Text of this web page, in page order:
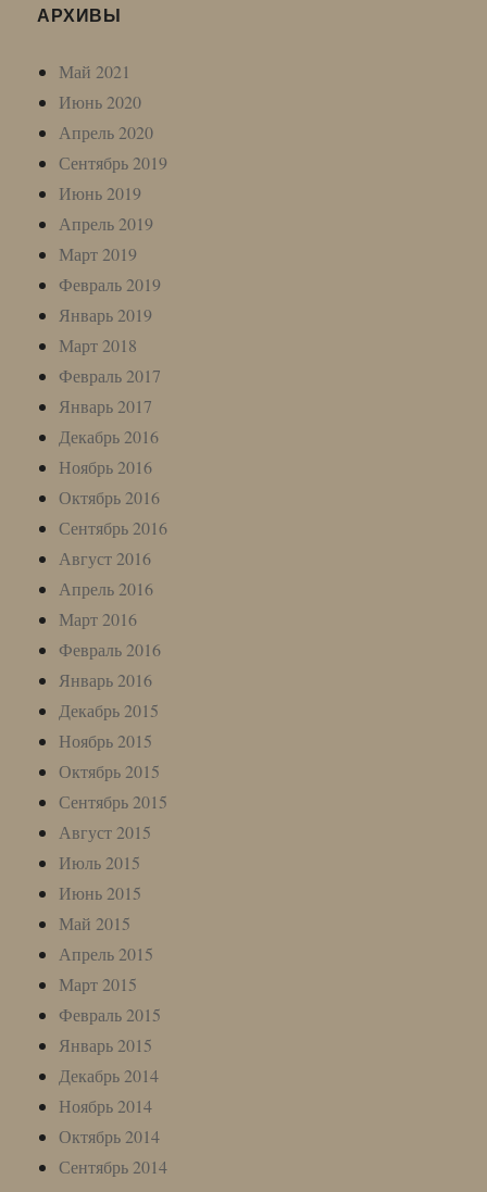
АРХИВЫ
Май 2021
Июнь 2020
Апрель 2020
Сентябрь 2019
Июнь 2019
Апрель 2019
Март 2019
Февраль 2019
Январь 2019
Март 2018
Февраль 2017
Январь 2017
Декабрь 2016
Ноябрь 2016
Октябрь 2016
Сентябрь 2016
Август 2016
Апрель 2016
Март 2016
Февраль 2016
Январь 2016
Декабрь 2015
Ноябрь 2015
Октябрь 2015
Сентябрь 2015
Август 2015
Июль 2015
Июнь 2015
Май 2015
Апрель 2015
Март 2015
Февраль 2015
Январь 2015
Декабрь 2014
Ноябрь 2014
Октябрь 2014
Сентябрь 2014